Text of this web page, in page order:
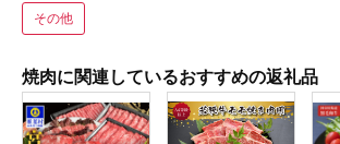
その他
焼肉に関連しているおすすめの返礼品